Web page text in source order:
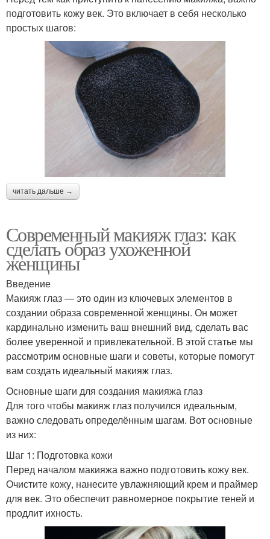
подготовить кожу век. Это включает в себя несколько
простых шагов:
читать дальше →
Современный макияж глаз: как
сделать образ ухоженной
женщины
Введение
Макияж глаз — это один из ключевых элементов в
создании образа современной женщины. Он может
кардинально изменить ваш внешний вид, сделать вас
более уверенной и привлекательной. В этой статье мы
рассмотрим основные шаги и советы, которые помогут
вам создать идеальный макияж глаз.
Основные шаги для создания макияжа глаз
Для того чтобы макияж глаз получился идеальным,
важно следовать определённым шагам. Вот основные
из них:
Шаг 1: Подготовка кожи
Перед началом макияжа важно подготовить кожу век.
Очистите кожу, нанесите увлажняющий крем и праймер
для век. Это обеспечит равномерное покрытие теней и
продлит ихность.